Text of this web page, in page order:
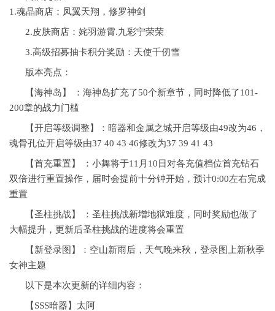
1.魂晶商店：凤翼天翔，修罗神剑
2.皮肤商店：姹羽游霄.九彩宁荣荣
3.高级招募抽卡积分奖励：天使千仞雪
版本亮点：
【海神岛】 ：海神岛扩充了50个新章节，同时降低了101-
200章的战力门槛
【开启等级调整】：暗器和金属之城开启等级由49改为46，
魂骨孔位开启等级由37 40 43 46修改为37 39 41 43
【首充重置】 ：小舞将于11月10日对各充值档位首充钻石
双倍进行重置操作，届时会提前十分钟开始，预计0:00左右完成
重置
【圣柱挑战】 ：圣柱挑战新增地狱难度，同时奖励也做了
大幅提升，更新后圣柱挑战的进度将会重置
【新登录图】：空山新雨后，天气晚来秋，登录图上新秋季
女神主题
以下是本次更新的详细内容：
【SSS暗器】太阿